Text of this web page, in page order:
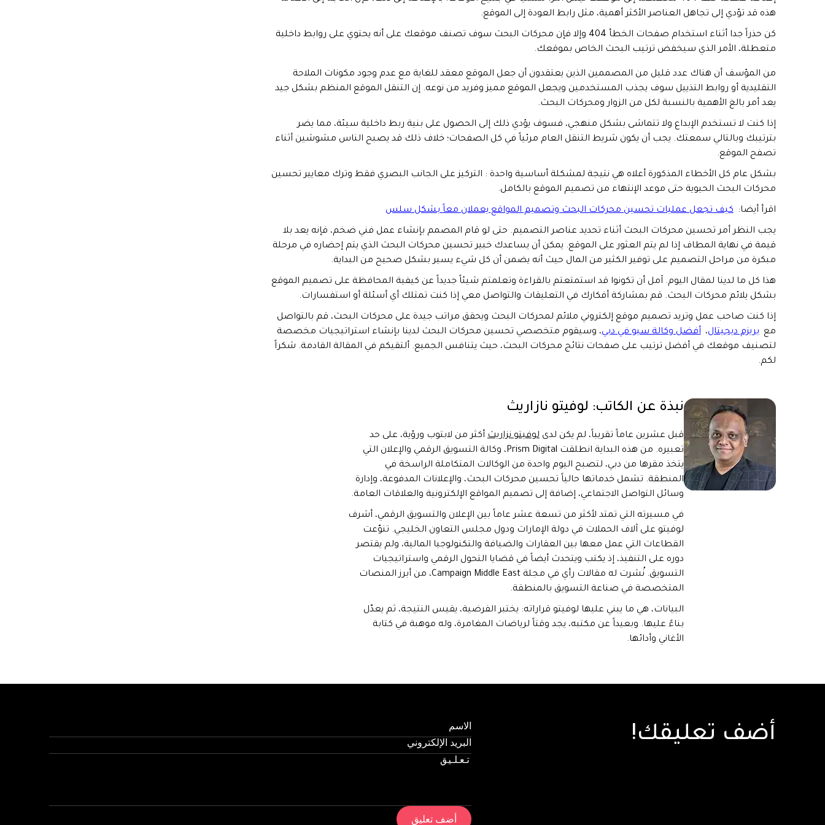
هذه قد تؤدي إلى تجاهل العناصر الأكثر أهمية، مثل رابط العودة إلى الموقع.
كن حذراً جدا أثناء استخدام صفحات الخطأ 404 وإلا فإن محركات البحث سوف تصنف موقعك على أنه يحتوي على روابط داخلية
متعطلة، الأمر الذي سيخفض ترتيب البحث الخاص بموقعك.
من المؤسف أن هناك عدد قليل من المصممين الذين يعتقدون أن جعل الموقع معقد للغاية مع عدم وجود مكونات الملاحة
التقليدية أو روابط التذييل سوف يجذب المستخدمين ويجعل الموقع مميز وفريد من نوعه. إن التنقل الموقع المنظم بشكل جيد
يعد أمر بالغ الأهمية بالنسبة لكل من الزوار ومحركات البحث.
إذا كنت لا تستخدم الإبداع ولا تتماشى بشكل منهجي، فسوف يؤدي ذلك إلى الحصول على بنية ربط داخلية سيئة، مما يضر
بترتيبك وبالتالي سمعتك. يجب أن يكون شريط التنقل العام مرئياً في كل الصفحات؛ خلاف ذلك قد يصبح الناس مشوشين أثناء
تصفح الموقع.
بشكل عام كل الأخطاء المذكورة أعلاه هي نتيجة لمشكلة أساسية واحدة : التركيز على الجانب البصري فقط وترك معايير تحسين
محركات البحث الحيوية حتى موعد الإنتهاء من تصميم الموقع بالكامل.
اقرأ أيضا: كيف تجعل عمليات تحسين محركات البحث وتصميم المواقع يعملان معاً بشكل سلس
يجب النظر أمر تحسين محركات البحث أثناء تحديد عناصر التصميم. حتى لو قام المصمم بإنشاء عمل فني ضخم، فإنه يعد بلا
قيمة في نهاية المطاف إذا لم يتم العثور على الموقع. يمكن أن يساعدك خبير تحسين محركات البحث الذي يتم إحضاره في مرحلة
مبكرة من مراحل التصميم على توفير الكثير من المال حيث أنه يضمن أن كل شيء يسير بشكل صحيح من البداية.
هذا كل ما لدينا لمقال اليوم. آمل أن تكونوا قد استمتعتم بالقراءة وتعلمتم شيئاً جديداً عن كيفية المحافظة على تصميم الموقع
بشكل يلائم محركات البحث. قم بمشاركة أفكارك في التعليقات والتواصل معي إذا كنت تمتلك أي أسئلة أو استفسارات.
إذا كنت صاحب عمل وتريد تصميم موقع إلكتروني ملائم لمحركات البحث ويحقق مراتب جيدة على محركات البحث، قم بالتواصل
مع بريزم ديجيتال، أفضل وكالة سيو في دبي، وسيقوم متخصصي تحسين محركات البحث لدينا بإنشاء استراتيجيات مخصصة
لتصنيف موقعك في أفضل ترتيب على صفحات نتائج محركات البحث، حيث يتنافس الجميع. ألتقيكم في المقالة القادمة. شكراً
لكم.
نبذة عن الكاتب: لوفيتو نازاريث
قبل عشرين عاماً تقريباً، لم يكن لدى لوفيتو نزاريث أكثر من لابتوب ورؤية، على حد
تعبيره. من هذه البداية انطلقت Prism Digital، وكالة التسويق الرقمي والإعلان التي
يتخذ مقرها من دبي، لتصبح اليوم واحدة من الوكالات المتكاملة الراسخة في
المنطقة. تشمل خدماتها حالياً تحسين محركات البحث، والإعلانات المدفوعة، وإدارة
وسائل التواصل الاجتماعي، إضافة إلى تصميم المواقع الإلكترونية والعلاقات العامة.
في مسيرته التي تمتد لأكثر من تسعة عشر عاماً بين الإعلان والتسويق الرقمي، أشرف
لوفيتو على آلاف الحملات في دولة الإمارات ودول مجلس التعاون الخليجي. تنوّعت
القطاعات التي عمل معها بين العقارات والضيافة والتكنولوجيا المالية، ولم يقتصر
دوره على التنفيذ، إذ يكتب ويتحدث أيضاً في قضايا التحول الرقمي واستراتيجيات
التسويق. نُشرت له مقالات رأي في مجلة Campaign Middle East، من أبرز المنصات
المتخصصة في صناعة التسويق بالمنطقة.
البيانات، هي ما يبني عليها لوفيتو قراراته: يختبر الفرضية، يقيس النتيجة، ثم يعدّل
بناءً عليها. وبعيداً عن مكتبه، يجد وقتاً لرياضات المغامرة، وله موهبة في كتابة
الأغاني وأدائها.
أضف تعليقك!
أضف تعليق